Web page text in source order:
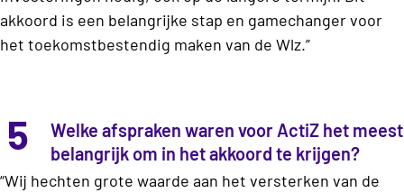
akkoord is een belangrijke stap en gamechanger voor
het toekomstbestendig maken van de Wlz.”
5
Welke afspraken waren voor ActiZ het meest
belangrijk om in het akkoord te krijgen?
“Wij hechten grote waarde aan het versterken van de